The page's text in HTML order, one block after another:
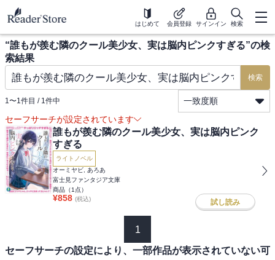
はじめて 会員登録 サインイン 検索
“誰もが羨む隣のクール美少女、実は脳内ピンクすぎる”の検
索結果
検索
1〜1件目 / 1件中
一致度順
セーフサーチが設定されています
誰もが羨む隣のクール美少女、実は脳内ピンク
すぎる
ライトノベル
オーミヤビ, あろあ
富士見ファンタジア文庫
商品（1 点）
¥858 (税込) 試し読み
1
セーフサーチの設定により、一部作品が表示されていない可